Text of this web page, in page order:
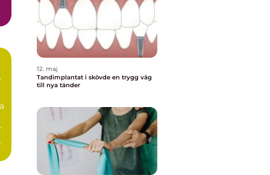
12. maj
Tandimplantat i skövde en trygg väg
till nya tänder